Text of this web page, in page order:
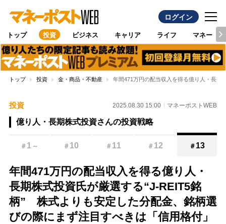
ログイン
トップ 投資 ビジネス キャリア ライフ マネー
トップ 投資 金・商品・不動産 年間471万円の配当収入を得る億り人・長
投資 2025.08.30 15:00 マネーポストWEB
億り人・長期株式投資さんの投資戦略
＃ 1 ～ ＃ 10 ＃ 11 ＃ 12 ＃ 13
年間471万円の配当収入を得る億り人・
長期株式投資氏が厳選する“J-REIT5銘
柄” 株式よりも安定した分配金、銘柄選
びの際にまず注目すべきは「信用格付」